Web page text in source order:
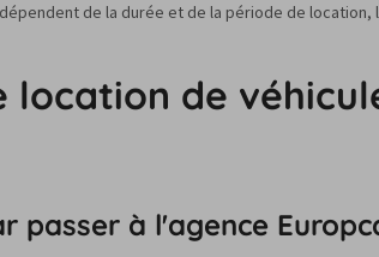
dépendent de la durée et de la période de
location de
passer à l'agence